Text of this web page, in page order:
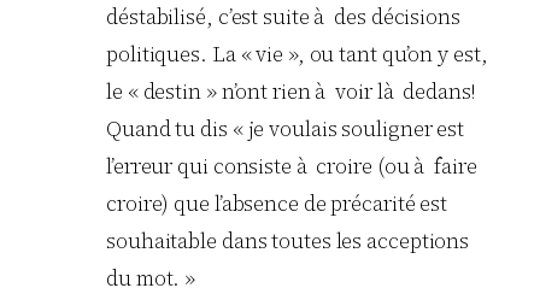
déstabilisé, c’est suite à des décisions
politiques. La « vie », ou tant qu’on y est,
le « destin » n’ont rien à voir là dedans!
Quand tu dis « je voulais souligner est
l’erreur qui consiste à croire (ou à faire
croire) que l’absence de précarité est
souhaitable dans toutes les acceptions
du mot. »